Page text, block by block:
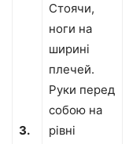
3.
Стоячи,
ноги на
ширині
плечей.
Руки перед
собою на
рівні